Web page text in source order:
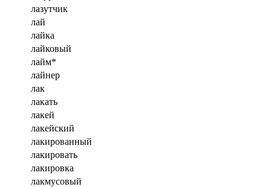
лазутчик
лай
лайка
лайковый
лайм*
лайнер
лак
лакать
лакей
лакейский
лакированный
лакировать
лакировка
лакмусовый